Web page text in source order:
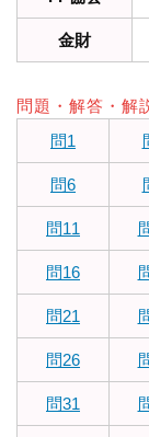
金財
問題・解答・解
問1
問6
問11
問16
問21
問26
問31